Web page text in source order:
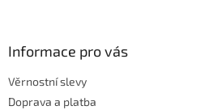
Informace pro vás
Věrnostní slevy
Doprava a platba